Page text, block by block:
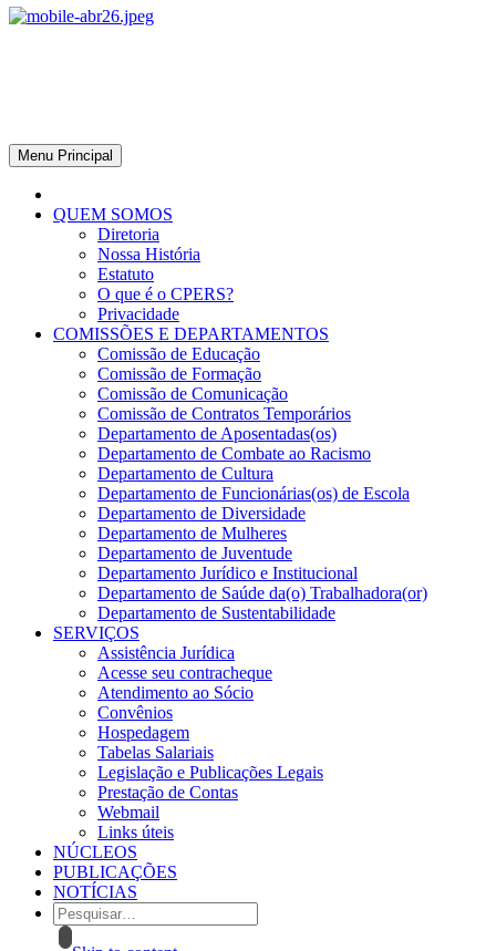
Menu Principal
QUEM SOMOS
Diretoria
Nossa História
Estatuto
O que é o CPERS?
Privacidade
COMISSÕES E DEPARTAMENTOS
Comissão de Educação
Comissão de Formação
Comissão de Comunicação
Comissão de Contratos Temporários
Departamento de Aposentadas(os)
Departamento de Combate ao Racismo
Departamento de Cultura
Departamento de Funcionárias(os) de Escola
Departamento de Diversidade
Departamento de Mulheres
Departamento de Juventude
Departamento Jurídico e Institucional
Departamento de Saúde da(o) Trabalhadora(or)
Departamento de Sustentabilidade
SERVIÇOS
Assistência Jurídica
Acesse seu contracheque
Atendimento ao Sócio
Convênios
Hospedagem
Tabelas Salariais
Legislação e Publicações Legais
Prestação de Contas
Webmail
Links úteis
NÚCLEOS
PUBLICAÇÕES
NOTÍCIAS